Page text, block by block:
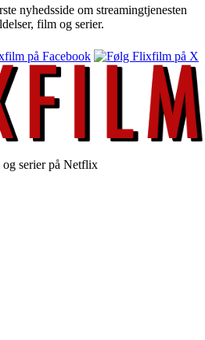
nyhedsside om streamingtjenesten
film og serier.
serier på Netflix